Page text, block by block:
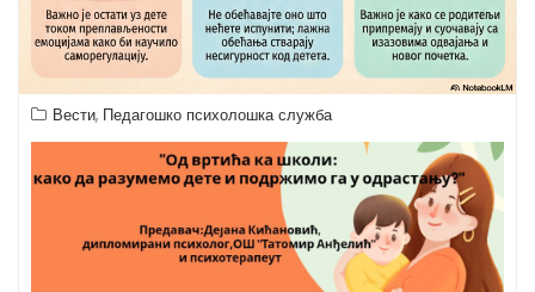
Вести, Педагошко психолошка служба